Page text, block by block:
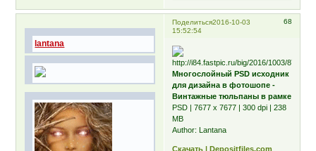
Поделиться 68
2016-10-03
15:52:54
lantana
Многослойный PSD исходник
для дизайна в фотошопе -
Винтажные тюльпаны в рамке
PSD | 7677 x 7677 | 300 dpi | 238
MB
Author: Lantana
Скачать | Depositfiles.com